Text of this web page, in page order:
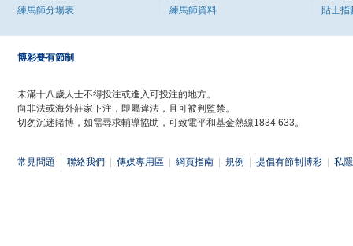
練馬師分場表
練馬師資料
貼士指
博彩要有節制
未滿十八歲人士不得投注或進入可投注的地方。
向非法或海外莊家下注，即屬違法，且可被判監禁。
切勿沉迷賭博，如需尋求輔導協助，可致電平和基金熱線1834 633。
常見問題 聯絡我們 傳媒專用區 網頁指南 規例 提倡有節制博彩 私